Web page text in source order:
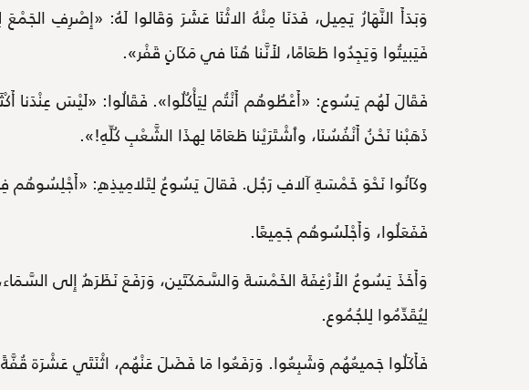
وَبَدَأَ النَّهَارُ يَمِيل، فَدَنَا مِنْهُ الاثْنَا عَشَرَ وَقَالوا لَهُ: «إِصْرِفِ
فَيَبيتُوا وَيَجِدُوا طَعَامًا، لأَنَّنا هُنَا في مَكَانٍ قَفْر».
فَقَالَ لَهُم يَسُوع: «أَعْطُوهُم أَنْتُم لِيَأْكُلُوا». فَقَالُوا: «لَيْسَ عِنْدَنا
ذَهَبْنا نَحْنُ أَنْفُسُنَا، وٱشْتَرَيْنا طَعَامًا لِهذَا الشَّعْبِ كُلِّهِ!».
وكَانُوا نَحْوَ خَمْسَةِ آلافِ رَجُل. فَقالَ يَسُوعُ لِتَلامِيذِهِ:
فَفَعَلُوا، وَأَجْلَسُوهُم جَمِيعًا.
وَأَخَذَ يَسُوعُ الأَرْغِفَةَ الخَمْسَةَ وَالسَّمَكَتَين، وَرَفَعَ نَظَرَهُ إِلى السَّمَاء،
لِيُقَدِّمُوا لِلجُمُوع.
فَأَكَلُوا جَميعُهُم وَشَبِعُوا. وَرَفَعُوا مَا فَضَلَ عَنْهُم، اثْنَتَي عَشْرَة